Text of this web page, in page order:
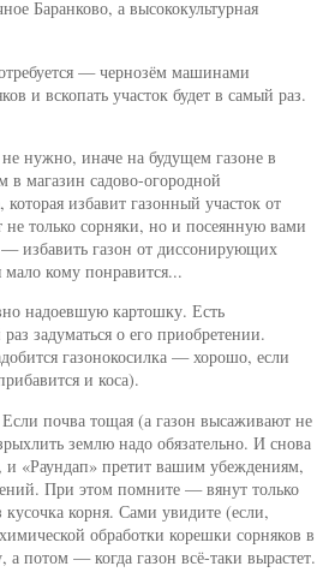
Баранково, а высококультурная
— чернозём машинами
и вскопать участок будет в самый раз.
нужно, иначе на будущем газоне в
в магазин садово-огородной
избавит газонный участок от
не только сорняки, но и посеянную вами
— избавить газон от диссонирующих
кому понравится...
надоевшую картошку. Есть
задуматься о его приобретении.
газонокосилка — хорошо, если
и коса).
почва тощая (а газон высаживают не
землю надо обязательно. И снова
и «Раундап» претит вашим убеждениям,
При этом помните — вянут только
корня. Сами увидите (если,
обработки корешки сорняков в
потом — когда газон всё-таки вырастет.